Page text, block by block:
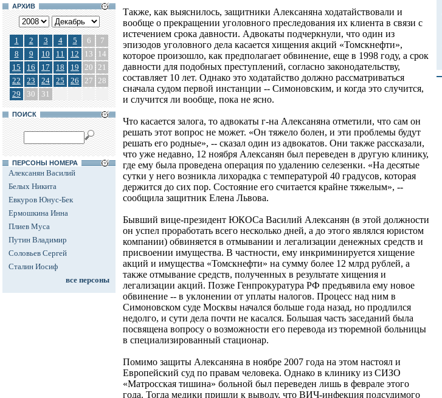
АРХИВ
1 2 3 4 5 6
7
8
9 10 11 12 13
14
15
16 17 18 19 20 21
22
23 24 25 26 27 28
29
30 31
ПОИСК
ПЕРСОНЫ НОМЕРА
Алексанян Василий
Белых Никита
Евкуров Юнус-Бек
Ермошкина Инна
Плиев Муса
Путин Владимир
Соловьев Сергей
Сталин Иосиф
все персоны
Также, как выяснилось, защитники Алексаняна ходатайствовали и
вообще о прекращении уголовного преследования их клиента в связи с
истечением срока давности. Адвокаты подчеркнули, что один из
эпизодов уголовного дела касается хищения акций «Томскнефти»,
которое произошло, как предполагает обвинение, еще в 1998 году, а срок
давности для подобных преступлений, согласно законодательству,
составляет 10 лет. Однако это ходатайство должно рассматриваться
сначала судом первой инстанции -- Симоновским, и когда это случится,
и случится ли вообще, пока не ясно.
Что касается залога, то адвокаты г-на Алексаняна отметили, что сам он
решать этот вопрос не может. «Он тяжело болен, и эти проблемы будут
решать его родные», -- сказал один из адвокатов. Они также рассказали,
что уже недавно, 12 ноября Алексанян был переведен в другую клинику,
где ему была проведена операция по удалению селезенки. «На десятые
сутки у него возникла лихорадка с температурой 40 градусов, которая
держится до сих пор. Состояние его считается крайне тяжелым», --
сообщила защитник Елена Львова.
Бывший вице-президент ЮКОСа Василий Алексанян (в этой должности
он успел проработать всего несколько дней, а до этого являлся юристом
компании) обвиняется в отмывании и легализации денежных средств и
присвоении имущества. В частности, ему инкриминируется хищение
акций и имущества «Томскнефти» на сумму более 12 млрд рублей, а
также отмывание средств, полученных в результате хищения и
легализации акций. Позже Генпрокуратура РФ предъявила ему новое
обвинение -- в уклонении от уплаты налогов. Процесс над ним в
Симоновском суде Москвы начался больше года назад, но продлился
недолго, и сути дела почти не касался. Большая часть заседаний была
посвящена вопросу о возможности его перевода из тюремной больницы
в специализированный стационар.
Помимо защиты Алексаняна в ноябре 2007 года на этом настоял и
Европейский суд по правам человека. Однако в клинику из СИЗО
«Матросская тишина» больной был переведен лишь в феврале этого
года. Тогда медики пришли к выводу, что ВИЧ-инфекция подсудимого